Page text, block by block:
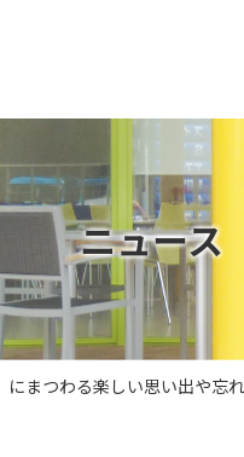
ニュース
まつわる楽しい思い出や忘